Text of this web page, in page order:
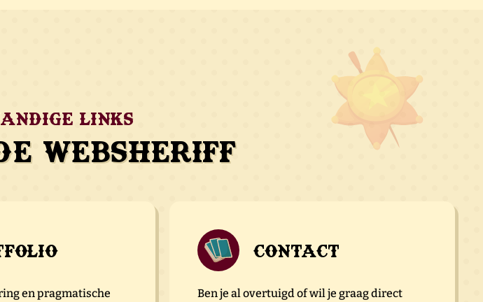
links
Websheriff
en pragmatische
Contact
Ben je al overtuigd of wil je graag direct